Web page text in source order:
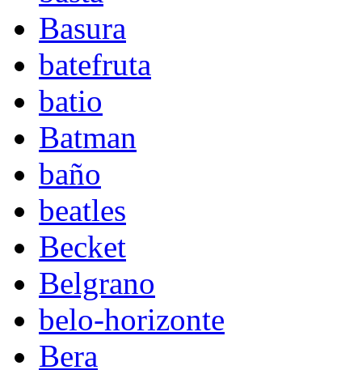
Basura
batefruta
batio
Batman
baño
beatles
Becket
Belgrano
belo-horizonte
Bera